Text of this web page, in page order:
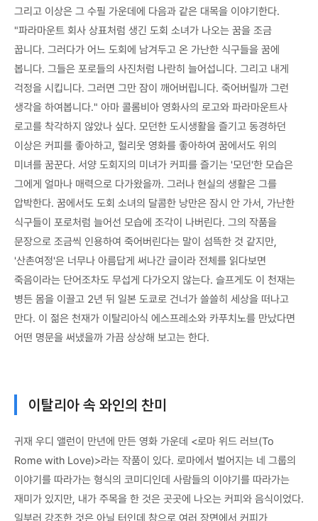
그리고 이상은 그 수필 가운데에 다음과 같은 대목을 이야기한다.
"파라마운트 회사 상표처럼 생긴 도회 소녀가 나오는 꿈을 조금
꿉니다. 그러다가 어느 도회에 남겨두고 온 가난한 식구들을 꿈에
봅니다. 그들은 포로들의 사진처럼 나란히 늘어섭니다. 그리고 내게
걱정을 시킵니다. 그러면 그만 잠이 깨어버립니다. 죽어버릴까 그런
생각을 하여봅니다." 아마 콜롬비아 영화사의 로고와 파라마운트사
로고를 착각하지 않았나 싶다. 모던한 도시생활을 즐기고 동경하던
이상은 커피를 좋아하고, 헐리웃 영화를 좋아하여 꿈에서도 위의
미녀를 꿈꾼다. 서양 도회지의 미녀가 커피를 즐기는 '모던'한 모습은
그에게 얼마나 매력으로 다가왔을까. 그러나 현실의 생활은 그를
압박한다. 꿈에서도 도회 소녀의 달콤한 낭만은 잠시 안 가서, 가난한
식구들이 포로처럼 늘어선 모습에 조각이 나버린다. 그의 작품을
문장으로 조금씩 인용하여 죽어버린다는 말이 섬뜩한 것 같지만,
'산촌여정'은 너무나 아름답게 써나간 글이라 전체를 읽다보면
죽음이라는 단어조차도 무섭게 다가오지 않는다. 슬프게도 이 천재는
병든 몸을 이끌고 2년 뒤 일본 도쿄로 건너가 쓸쓸히 세상을 떠나고
만다. 이 젊은 천재가 이탈리아식 에스프레소와 카푸치노를 만났다면
어떤 명문을 써냈을까 가끔 상상해 보고는 한다.
이탈리아 속 와인의 찬미
귀재 우디 앨런이 만년에 만든 영화 가운데 <로마 위드 러브(To
Rome with Love)>라는 작품이 있다. 로마에서 벌어지는 네 그룹의
이야기를 따라가는 형식의 코미디인데 사람들의 이야기를 따라가는
재미가 있지만, 내가 주목을 한 것은 곳곳에 나오는 커피와 음식이었다.
일부러 강조한 것은 아닐 터인데 참으로 여러 장면에서 커피가